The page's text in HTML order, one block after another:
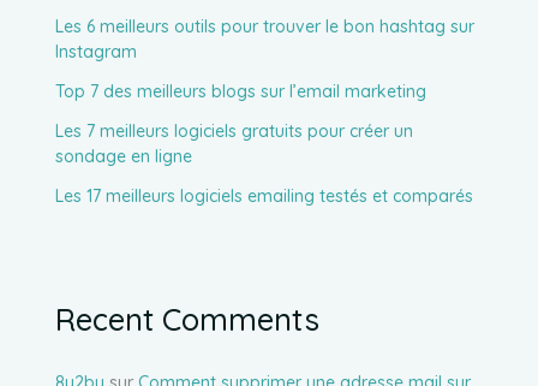
Les 6 meilleurs outils pour trouver le bon hashtag sur
Instagram
Top 7 des meilleurs blogs sur l’email marketing
Les 7 meilleurs logiciels gratuits pour créer un
sondage en ligne
Les 17 meilleurs logiciels emailing testés et comparés
Recent Comments